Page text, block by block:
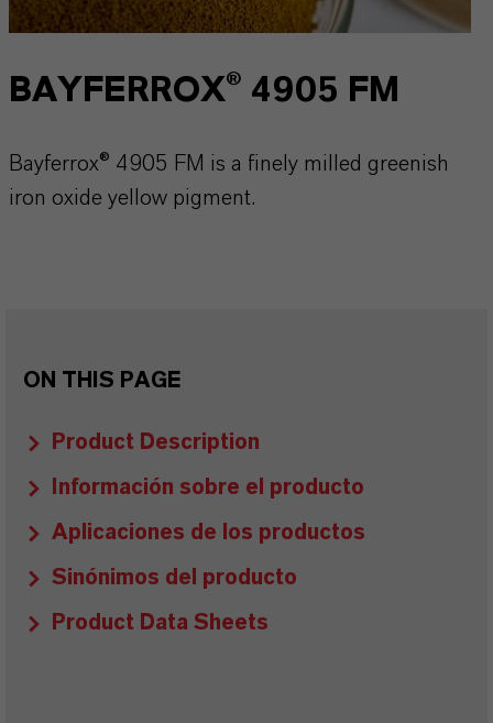
BAYFERROX® 4905 FM
Bayferrox® 4905 FM is a finely milled greenish
iron oxide yellow pigment.
ON THIS PAGE
Product Description
Información sobre el producto
Aplicaciones de los productos
Sinónimos del producto
Product Data Sheets